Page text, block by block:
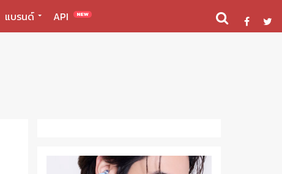
แบรนด์ API NEW